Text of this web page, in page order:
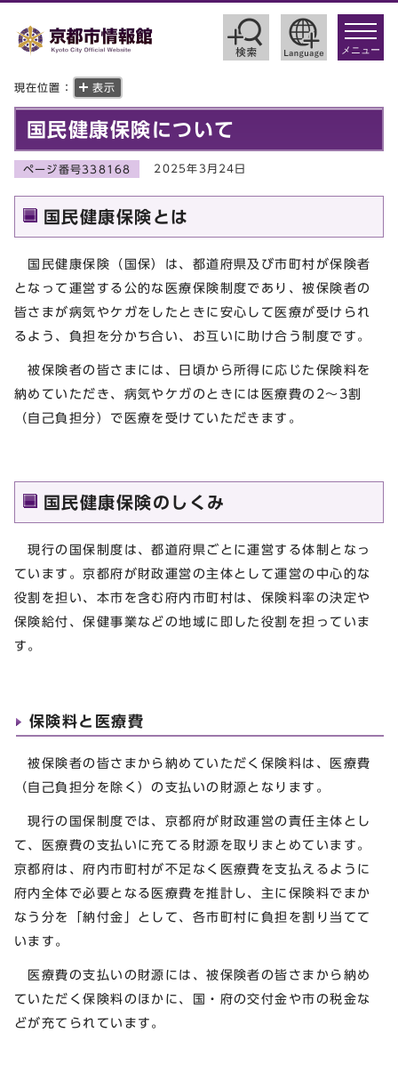
toggle
メニュー
現在位置： 表示
国民健康保険について
ページ番号338168 2025年3月24日
国民健康保険とは
国民健康保険（国保）は、都道府県及び市町村が保険者
となって運営する公的な医療保険制度であり、被保険者の
皆さまが病気やケガをしたときに安心して医療が受けられ
るよう、負担を分かち合い、お互いに助け合う制度です。
被保険者の皆さまには、日頃から所得に応じた保険料を
納めていただき、病気やケガのときには医療費の2～3割
（自己負担分）で医療を受けていただきます。
国民健康保険のしくみ
現行の国保制度は、都道府県ごとに運営する体制となっ
ています。京都府が財政運営の主体として運営の中心的な
役割を担い、本市を含む府内市町村は、保険料率の決定や
保険給付、保健事業などの地域に即した役割を担っていま
す。
保険料と医療費
被保険者の皆さまから納めていただく保険料は、医療費
（自己負担分を除く）の支払いの財源となります。
現行の国保制度では、京都府が財政運営の責任主体とし
て、医療費の支払いに充てる財源を取りまとめています。
京都府は、府内市町村が不足なく医療費を支払えるように
府内全体で必要となる医療費を推計し、主に保険料でまか
なう分を「納付金」として、各市町村に負担を割り当てて
います。
医療費の支払いの財源には、被保険者の皆さまから納め
ていただく保険料のほかに、国・府の交付金や市の税金な
どが充てられています。